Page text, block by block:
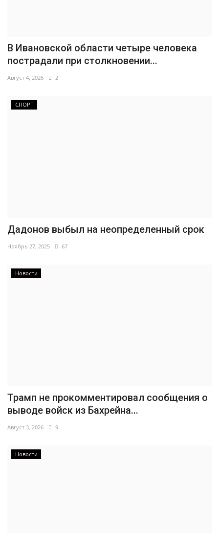
В Ивановской области четыре человека
пострадали при столкновении...
Август 4, 2026 2
СПОРТ
Дадонов выбыл на неопределенный срок
Ноябрь 27, 2025 67
Новости
Трамп не прокомментировал сообщения о
выводе войск из Бахрейна...
Август 3, 2026 9
Новости